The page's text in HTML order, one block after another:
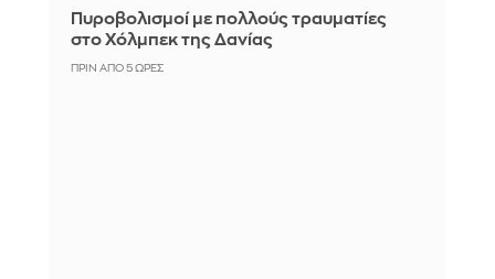
Πυροβολισμοί με πολλούς τραυματίες
στο Χόλμπεκ της Δανίας
ΠΡΙΝ ΑΠΌ 5 ΏΡΕΣ